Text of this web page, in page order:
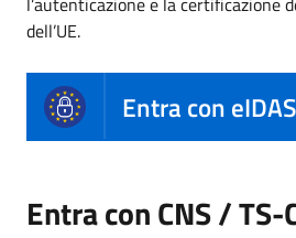
dell’UE.
Entra con eIDAS
Entra con CNS / TS-